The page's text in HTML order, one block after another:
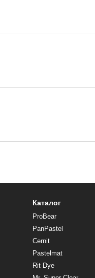
Каталог
ProBear
PanPastel
Cernit
Pastelmat
Rit Dye